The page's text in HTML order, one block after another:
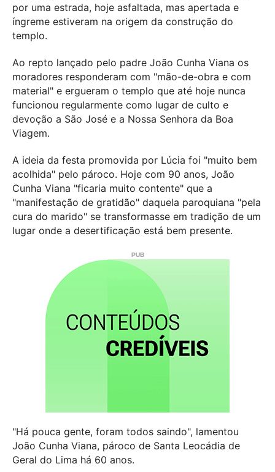
por uma estrada, hoje asfaltada, mas apertada e
íngreme estiveram na origem da construção do
templo.
Ao repto lançado pelo padre João Cunha Viana os
moradores responderam com "mão-de-obra e com
material" e ergueram o templo que até hoje nunca
funcionou regularmente como lugar de culto e
devoção a São José e a Nossa Senhora da Boa
Viagem.
A ideia da festa promovida por Lúcia foi "muito bem
acolhida" pelo pároco. Hoje com 90 anos, João
Cunha Viana "ficaria muito contente" que a
"manifestação de gratidão" daquela paroquiana "pela
cura do marido" se transformasse em tradição de um
lugar onde a desertificação está bem presente.
"Há pouca gente, foram todos saindo", lamentou
João Cunha Viana, pároco de Santa Leocádia de
Geral do Lima há 60 anos.